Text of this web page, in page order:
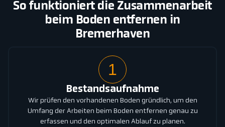
So funktioniert die Zusammenarbeit
beim Boden entfernen in
Bremerhaven
1
Bestandsaufnahme
Wir prüfen den vorhandenen Boden gründlich, um den
Umfang der Arbeiten beim Boden entfernen genau zu
erfassen und den optimalen Ablauf zu planen.